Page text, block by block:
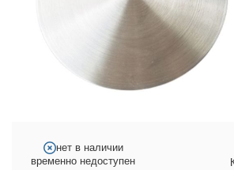
нет в наличии
временно недоступен